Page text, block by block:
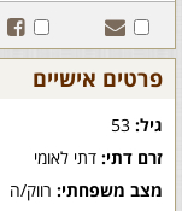
פרטים אישיים
גיל:
זרם דתי: דתי לאומי
מצב משפחתי: רווק/ה